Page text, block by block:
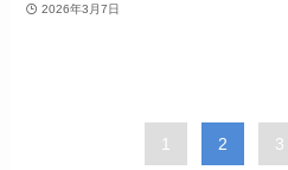
2026年3月7日
1 2 3